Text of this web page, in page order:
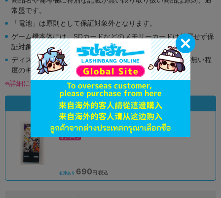
常盤です。
「電池」は原則として保証対象外となります。
ゲーム機本体には、SDカードなどのメモリーカードは付属せず保
証対象外となります。
ディスク類の読み取り面のキズに関しまして再生に支障が無い程
度のキズがある場合がございます。
※詳細につきましてはコチラ
状態違いの同一商品
状態 :A
オンライン
在庫あり 690円 税込